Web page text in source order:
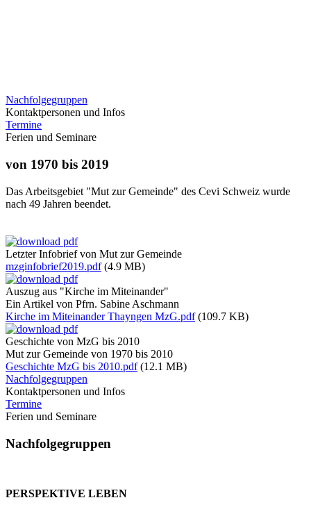
Nachfolgegruppen
Kontaktpersonen und Infos
Termine
Ferien und Seminare
von 1970 bis 2019
Das Arbeitsgebiet "Mut zur Gemeinde" des Cevi Schweiz wurde
nach 49 Jahren beendet.
Letzter Infobrief von Mut zur Gemeinde
mzginfobrief2019.pdf(4.9 MB)
Auszug aus "Kirche im Miteinander"
Ein Artikel von Pfrn. Sabine Aschmann
Kirche im Miteinander Thayngen MzG.pdf(109.7 KB)
Geschichte von MzG bis 2010
Mut zur Gemeinde von 1970 bis 2010
Geschichte MzG bis 2010.pdf(12.1 MB)
Nachfolgegruppen
Kontaktpersonen und Infos
Termine
Ferien und Seminare
Nachfolgegruppen
PERSPEKTIVE LEBEN